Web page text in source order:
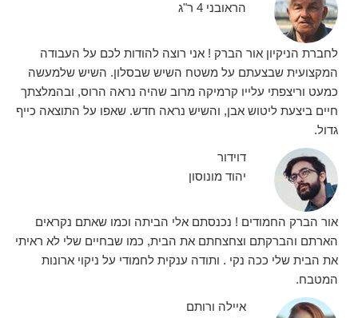
הראובני 4 ר"ג
לחברת הניקיון אור הברק ! אני רוצה להודות לכם על העבודה
המקצועית שבצעתם על משטח השיש שבסלון. השיש שלמעשה
כמעט וריצפתי עלייו קרמיקה מרוב שהיה נראה הרוס, ובהמלצתך
חיים ביצעת ליטוש אבן, והשיש נראה חדש. שאפו על התוצאה כייף
גדול.
דוידור
יהוד מונוסון
אור הברק החמודים ! נכנסתם אלי הביתה וכמו שאתם נקראים
הארתם והברקתם וצחצחתם את הבית, כמו שבחיים שלי לא ראיתי
את הבית שלי ככה נקי . ותודה ענקית לחמודי על ניקוי ארונות
המטבח.
איילה ורותם